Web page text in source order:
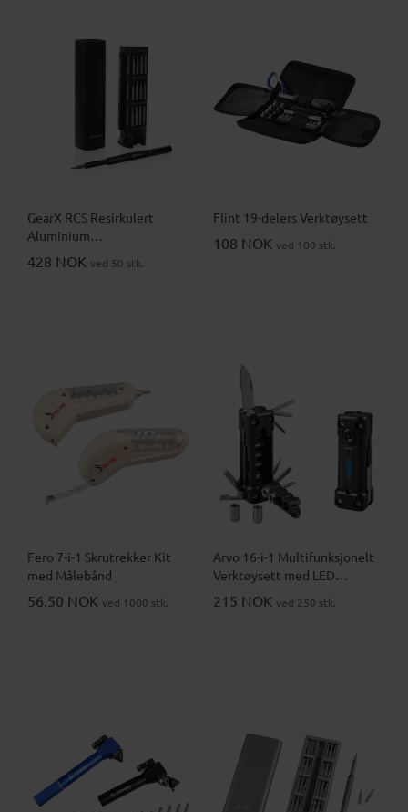
GearX RCS Resirkulert
Aluminium
Presisjonsskrutrekkersett
428 NOK ved 50 stk.
Flint 19-delers Verktøysett
108 NOK ved 100 stk.
Fero 7-i-1 Skrutrekker Kit
med Målebånd
56.50 NOK ved 1000 stk.
Arvo 16-i-1 Multifunksjonelt
Verktøysett med LED
Lommelykt
215 NOK ved 250 stk.